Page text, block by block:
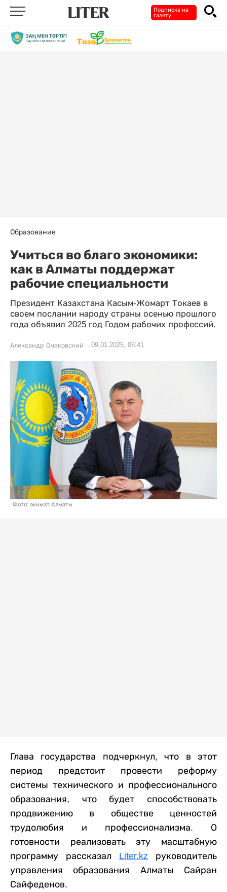
Подписка на
газету
Образование
Учиться во благо экономики:
как в Алматы поддержат
рабочие специальности
Президент Казахстана Касым-Жомарт Токаев в
своем послании народу страны осенью прошлого
года объявил 2025 год Годом рабочих профессий.
Александр Очаковский 09.01.2025, 06:41
Фото: акимат Алматы
Глава государства подчеркнул, что в этот
период предстоит провести реформу
системы технического и профессионального
образования, что будет способствовать
продвижению в обществе ценностей
трудолюбия и профессионализма. О
готовности реализовать эту масштабную
программу рассказал Liter.kz руководитель
управления образования Алматы Сайран
Сайфеденов.